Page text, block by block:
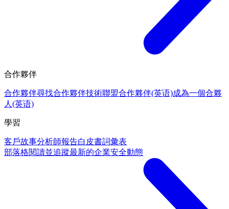
合作夥伴
合作夥伴尋找合作夥伴技術聯盟合作夥伴(英语)成為一個合夥
人(英语)
學習
客戶故事分析師報告白皮書詞彙表
部落格閱讀並追蹤最新的企業安全動態